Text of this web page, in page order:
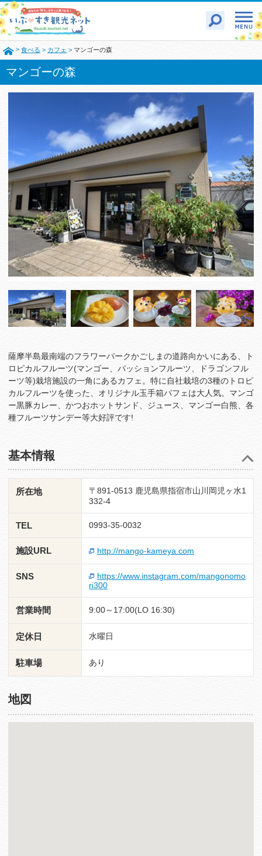
> 食べる > カフェ > マンゴーの森
マンゴーの森
薩摩半島最南端のフラワーパークかごしまの道路向かいにある、ト
ロピカルフルーツ(マンゴー、パッションフルーツ、ドラゴンフル
ーツ等)栽培施設の一角にあるカフェ。特に自社栽培の3種のトロピ
カルフルーツを使った、オリジナル玉手箱パフェは大人気。マンゴ
ー黒豚カレー、かつおホットサンド、ジュース、マンゴー白熊、各
種フルーツサンデー等大好評です!
基本情報
所在地
〒891-0513 鹿児島県指宿市山川岡児ヶ水1
332-4
TEL 0993-35-0032
施設URL http://mango-kameya.com
SNS
https://www.instagram.com/mangonomo
ri300
営業時間 9:00～17:00(LO 16:30)
定休日 水曜日
駐車場 あり
地図